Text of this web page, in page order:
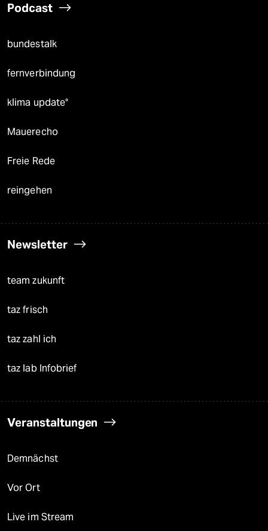
Podcast
bundestalk
fernverbindung
klima update°
Mauerecho
Freie Rede
reingehen
Newsletter
team zukunft
taz frisch
taz zahl ich
taz lab Infobrief
Veranstaltungen
Demnächst
Vor Ort
Live im Stream